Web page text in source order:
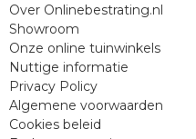
Over Onlinebestrating.nl
Showroom
Onze online tuinwinkels
Nuttige informatie
Privacy Policy
Algemene voorwaarden
Cookies beleid